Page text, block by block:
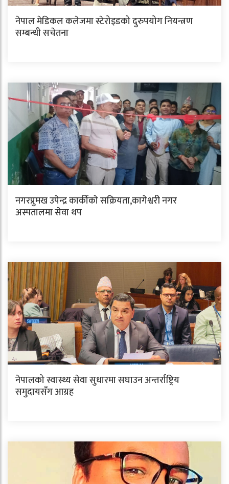
नेपाल मेडिकल कलेजमा स्टेरोइडको दुरुपयोग नियन्त्रण
सम्बन्धी सचेतना
नगरप्रुमख उपेन्द्र कार्कीकाे सक्रियता,कागेश्वरी नगर
अस्पतालमा सेवा थप
नेपालको स्वास्थ्य सेवा सुधारमा सघाउन अन्तर्राष्ट्रिय
समुदायसँग आग्रह